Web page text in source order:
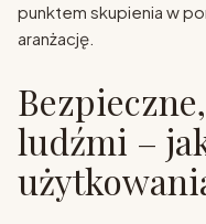
punktem skupienia w
aranżację.
ludźmi –